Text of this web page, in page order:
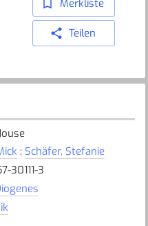
Merkliste
Teilen
; Schäfer, Stefanie
30111-3